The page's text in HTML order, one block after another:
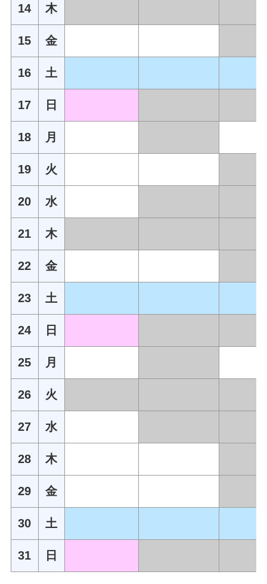
14 木
15 金
16 土
17 日
18 月
19 火
20 水
21 木
22 金
23 土
24 日
25 月
26 火
27 水
28 木
29 金
30 土
31 日